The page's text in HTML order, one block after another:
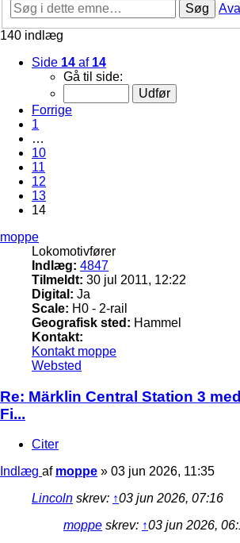
Søg
140 indlæg
Side 14 af 14
Gå til side:
Forrige
1
…
10
11
12
13
14
moppe
Lokomotivfører
Indlæg: 4847
Tilmeldt: 30 jul 2011, 12:22
Digital: Ja
Scale: H0 - 2-rail
Geografisk sted: Hammel
Kontakt:
Kontakt moppe
Websted
Re: Märklin Central Station 3
Fi...
Citer
Indlæg af moppe » 03 jun 2026, 11:35
Lincoln skrev: ↑03 jun 2026, 07:16
moppe skrev: ↑03 jun 2026,